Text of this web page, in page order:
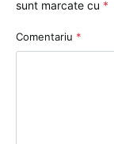
sunt marcate cu *
Comentariu *